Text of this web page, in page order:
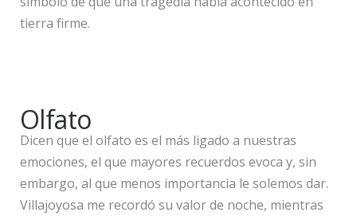
tierra firme.
Olfato
Dicen que el olfato es el más ligado a nuestras
emociones, el que mayores recuerdos evoca y, sin
embargo, al que menos importancia le solemos dar.
Villajoyosa me recordó su valor de noche, mientras